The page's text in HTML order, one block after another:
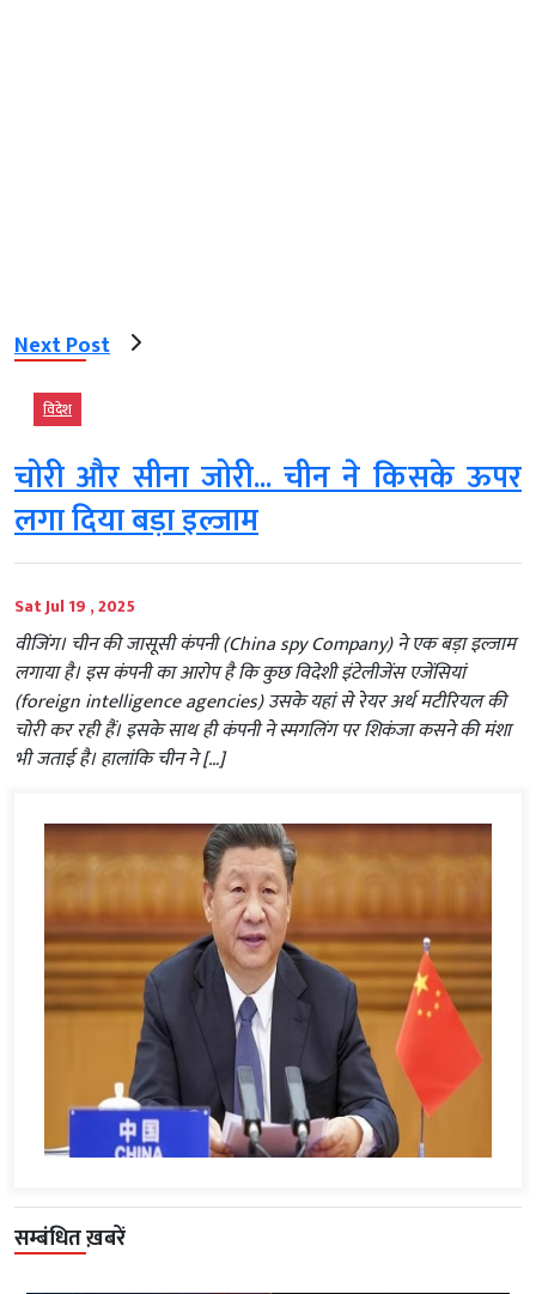
Next Post
विदेश
चोरी और सीना जोरी... चीन ने किसके ऊपर
लगा दिया बड़ा इल्जाम
Sat Jul 19 , 2025
वीजिंग। चीन की जासूसी कंपनी (China spy Company) ने एक बड़ा इल्जाम
लगाया है। इस कंपनी का आरोप है कि कुछ विदेशी इंटेलीजेंस एजेंसियां
(foreign intelligence agencies) उसके यहां से रेयर अर्थ मटीरियल की
चोरी कर रही हैं। इसके साथ ही कंपनी ने स्मगलिंग पर शिकंजा कसने की मंशा
भी जताई है। हालांकि चीन ने […]
सम्बंधित ख़बरें